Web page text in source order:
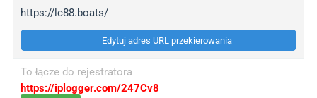
https://lc88.boats/
Edytuj adres URL przekierowania
To łącze do rejestratora
https://iplogger.com/247Cv8